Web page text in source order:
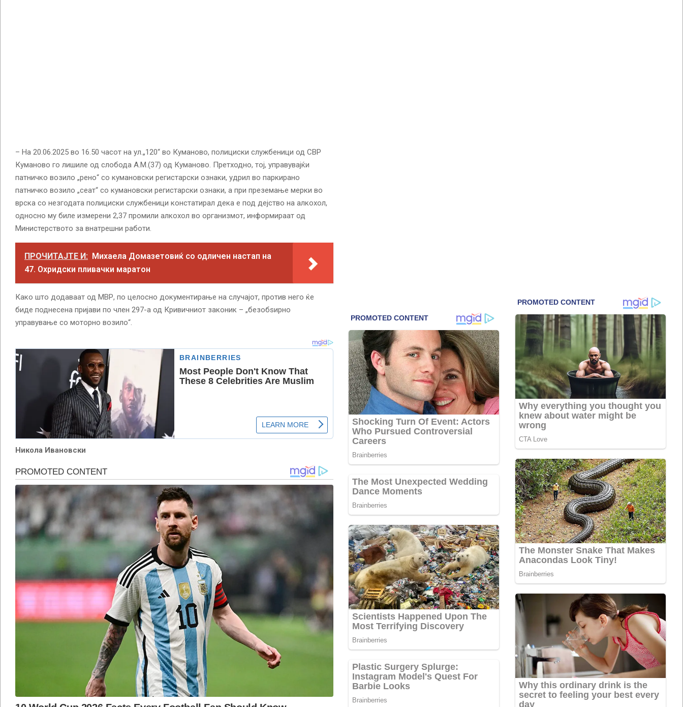
– На 20.06.2025 во 16.50 часот на ул.„120“ во Куманово, полициски службеници од СВР
Куманово го лишиле од слобода А.М.(37) од Куманово. Претходно, тој, управувајќи
патничко возило „рено“ со кумановски регистарски ознаки, удрил во паркирано
патничко возило „сеат“ со кумановски регистарски ознаки, а при преземање мерки во
врска со незгодата полициски службеници констатирал дека е под дејство на алкохол,
односно му биле измерени 2,37 промили алкохол во организмот, информираат од
Министерството за внатрешни работи.
ПРОЧИТАЈТЕ И: Михаела Домазетовиќ со одличен настап на
47. Охридски пливачки маратон
Како што додаваат од МВР, по целосно документирање на случајот, против него ќе
биде поднесена пријави по член 297-а од Кривичниот законик – „безобѕирно
управување со моторно возило“.
Никола Ивановски